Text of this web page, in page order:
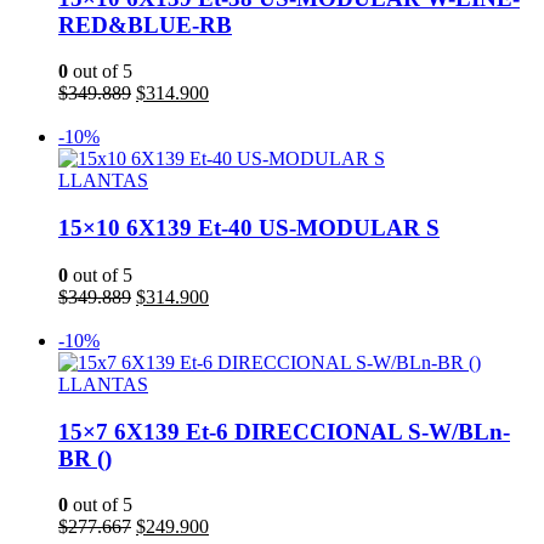
RED&BLUE-RB
0 out of 5
$349.889 El
era:
$349.889.
$314.900El
es:
-10%
LLANTAS
15×10 6X139 Et-40 US-MODULAR S
0 out of 5
$349.889 El
era:
$349.889.
$314.900El
es:
-10%
LLANTAS
15×7 6X139 Et-6 DIRECCIONAL S-W/BLn-
BR ()
0 out of 5
$277.667 El
$249.900El